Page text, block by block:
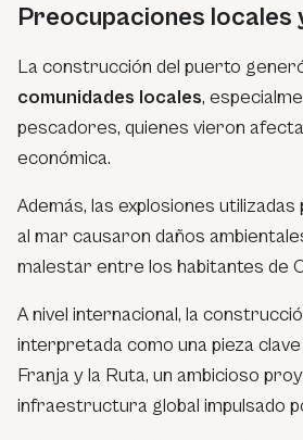
Preocupaciones locales
La construcción del puerto
comunidades locales,
pescadores, quienes vieron
económica.
Además, las explosiones
al mar causaron daños
malestar entre los habitantes de
A nivel internacional, la
interpretada como una pieza clave
Franja y la Ruta, un ambicioso
infraestructura global impulsado